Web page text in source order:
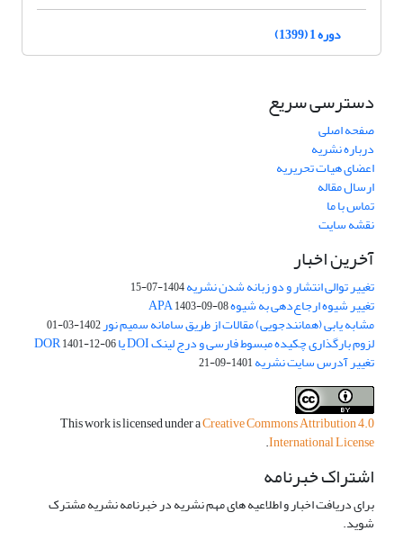
دوره 1 (1399)
دسترسی سریع
صفحه اصلی
درباره نشریه
اعضای هیات تحریریه
ارسال مقاله
تماس با ما
نقشه سایت
آخرین اخبار
تغییر توالی انتشار و دو زبانه شدن نشریه1404-07-15
تغییر شیوه ارجاع‌دهی به شیوه APA1403-09-08
مشابه یابی (همانندجویی) مقالات از طریق سامانه سمیم نور1402-03-01
لزوم بارگذاری چکیده مبسوط فارسی و درج لینک DOI یا DOR 1401-12-06
تغییر آدرس سایت نشریه1401-09-21
This work is licensed under aCreative Commons Attribution 4.0
International License
.
اشتراک خبرنامه
برای دریافت اخبار و اطلاعیه های مهم نشریه در خبرنامه نشریه مشترک
شوید.